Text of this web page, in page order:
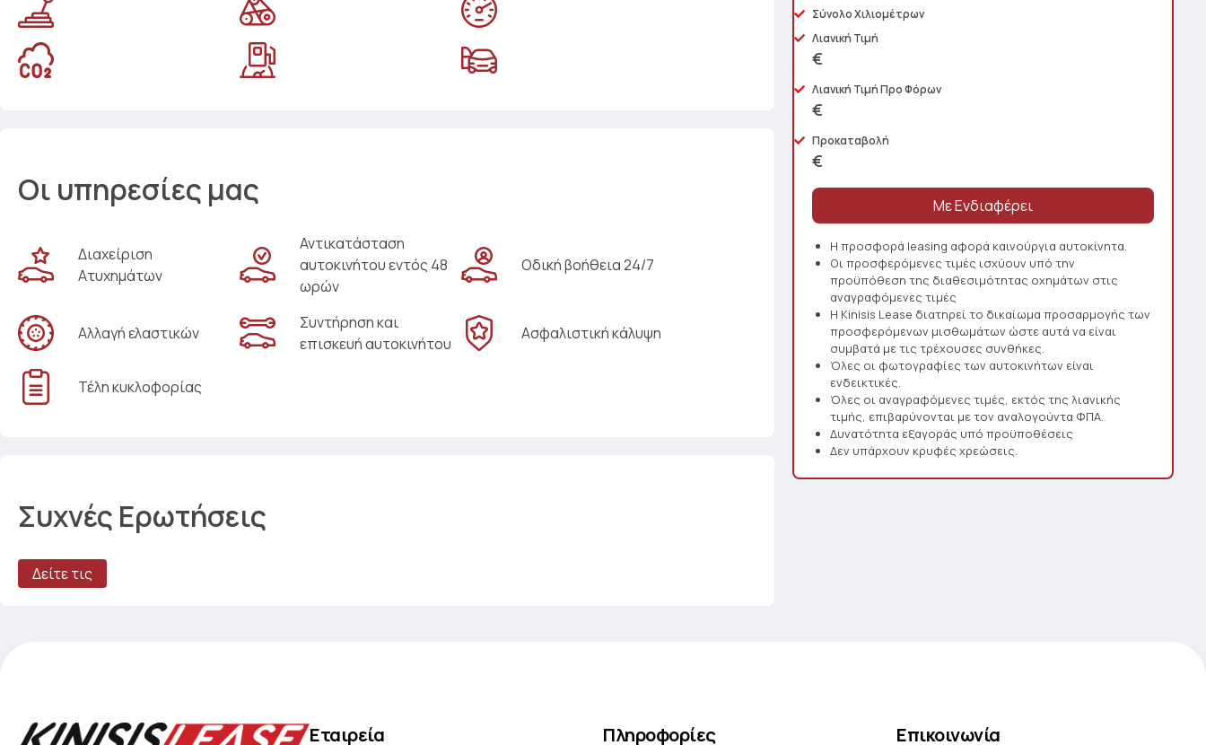
Οι υπηρεσίες μας
Διαχείριση
Ατυχημάτων
Αντικατάσταση
αυτοκινήτου εντός 48
ωρών
Οδική βοήθεια 24/7
Αλλαγή ελαστικών
Συντήρηση και
επισκευή αυτοκινήτου
Ασφαλιστική κάλυψη
Τέλη κυκλοφορίας
Συχνές Ερωτήσεις
Δείτε τις
Σύνολο Χιλιομέτρων
Λιανική Τιμή
€
Λιανική Τιμή Προ Φόρων
€
Προκαταβολή
€
Η προσφορά leasing αφορά καινούργια αυτοκίνητα.
Οι προσφερόμενες τιμές ισχύουν υπό την
προϋπόθεση της διαθεσιμότητας οχημάτων στις
αναγραφόμενες τιμές
Η Kinisis Lease διατηρεί το δικαίωμα προσαρμογής των
προσφερόμενων μισθωμάτων ώστε αυτά να είναι
συμβατά με τις τρέχουσες συνθήκες.
Όλες οι φωτογραφίες των αυτοκινήτων είναι
ενδεικτικές.
Όλες οι αναγραφόμενες τιμές, εκτός της λιανικής
τιμής, επιβαρύνονται με τον αναλογούντα ΦΠΑ.
Δυνατότητα εξαγοράς υπό προϋποθέσεις
Δεν υπάρχουν κρυφές χρεώσεις.
Εταιρεία Πληροφορίες Επικοινωνία